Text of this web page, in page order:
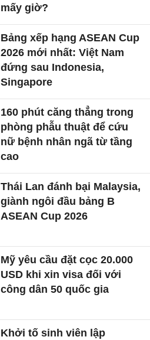
mấy giờ?
Bảng xếp hạng ASEAN Cup
2026 mới nhất: Việt Nam
đứng sau Indonesia,
Singapore
160 phút căng thẳng trong
phòng phẫu thuật để cứu
nữ bệnh nhân ngã từ tầng
cao
Thái Lan đánh bại Malaysia,
giành ngôi đầu bảng B
ASEAN Cup 2026
Mỹ yêu cầu đặt cọc 20.000
USD khi xin visa đối với
công dân 50 quốc gia
Khởi tố sinh viên lập